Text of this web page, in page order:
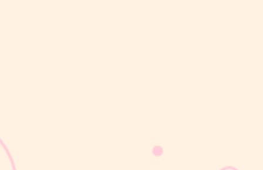
diberikan melalui suntikan setiap 3 bulan untuk membantu
mencegah kehamilan. Jenis KB ini mengandung hormon progestin